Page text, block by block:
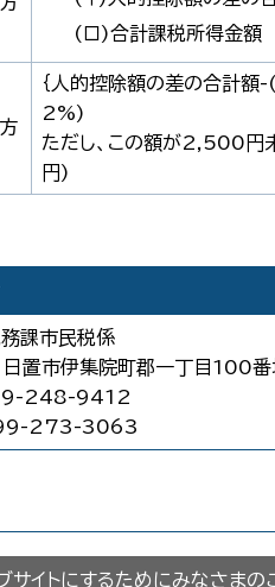
(ロ)合計課税所得金額
｛人的控除額の差の合計
2%)
ただし、この額が2,500
円)
課市民税係
市伊集院町郡一丁目100番
248-9412
273-3063
サイトにするためにみなさま